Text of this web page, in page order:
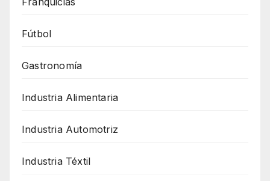
Fútbol
Gastronomía
Industria Alimentaria
Industria Automotriz
Industria Téxtil